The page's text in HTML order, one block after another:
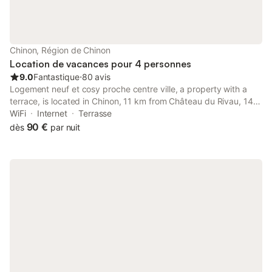
Chinon, Région de Chinon
Location de vacances pour 4 personnes
9.0Fantastique⋅80 avis
Logement neuf et cosy proche centre ville, a property with a
terrace, is located in Chinon, 11 km from Château du Rivau, 14
km from Château d'Ussé, as well as 15 km from Château des
Réaux.
WiFi Internet
Terrasse
dès 90 € par nuit